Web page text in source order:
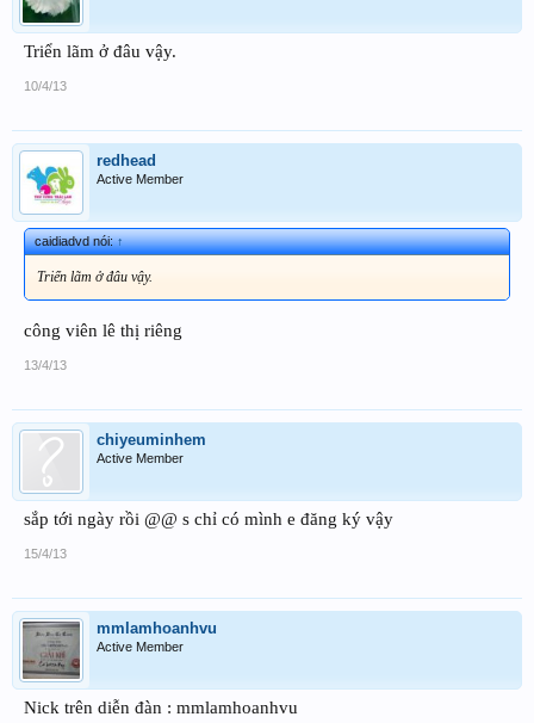
Triển lãm ở đâu vậy.
10/4/13
redhead
Active Member
caidiadvd nói:↑
Triển lãm ở đâu vậy.
công viên lê thị riêng
13/4/13
chiyeuminhem
Active Member
sắp tới ngày rồi @@ s chỉ có mình e đăng ký vậy
15/4/13
mmlamhoanhvu
Active Member
Nick trên diễn đàn : mmlamhoanhvu